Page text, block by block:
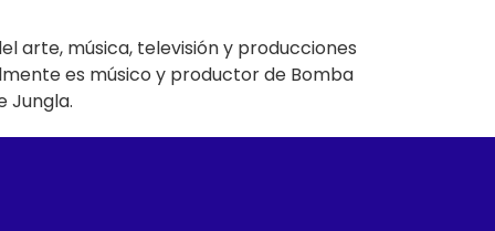
arte, música, televisión y producciones
es músico y productor de Bomba
Jungla.